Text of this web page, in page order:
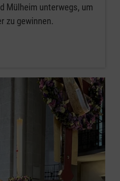
Mülheim unterwegs, um
zu gewinnen.